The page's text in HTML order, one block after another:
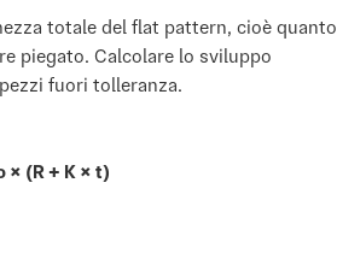
totale del flat pattern, cioè quanto
piegato. Calcolare lo sviluppo
fuori tolleranza.
(R + K × t)